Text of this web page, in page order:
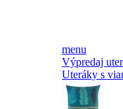
menu
Výpredaj
Uteráky s